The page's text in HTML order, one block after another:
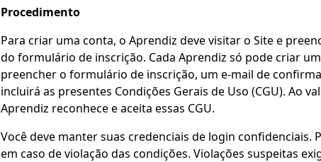
Procedimento
Para criar uma conta, o Aprendiz deve visitar o Site e
do formulário de inscrição. Cada Aprendiz só pode criar
preencher o formulário de inscrição, um e-mail de
incluirá as presentes Condições Gerais de Uso (CGU). Ao
Aprendiz reconhece e aceita essas CGU.
Você deve manter suas credenciais de login confidenciais.
em caso de violação das condições. Violações suspeitas